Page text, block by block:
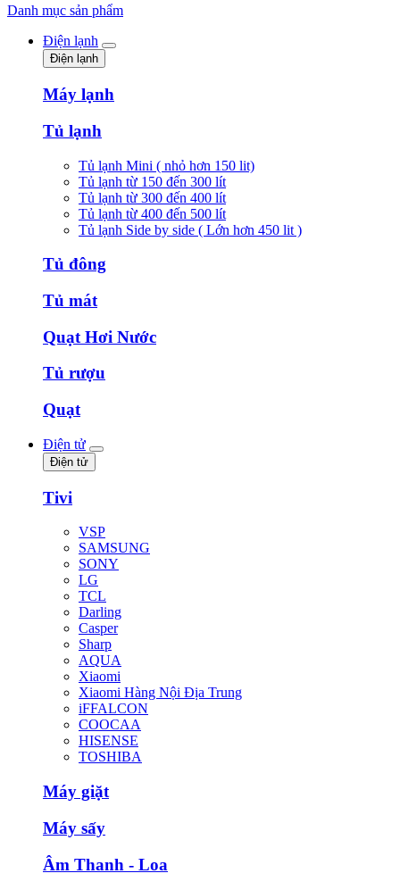
Danh mục sản phẩm
Điện lạnh
Điện lạnh
Máy lạnh
Tủ lạnh
Tủ lạnh Mini ( nhỏ hơn 150 lit)
Tủ lạnh từ 150 đến 300 lít
Tủ lạnh từ 300 đến 400 lít
Tủ lạnh từ 400 đến 500 lít
Tủ lạnh Side by side ( Lớn hơn 450 lit )
Tủ đông
Tủ mát
Quạt Hơi Nước
Tủ rượu
Quạt
Điện tử
Điện tử
Tivi
VSP
SAMSUNG
SONY
LG
TCL
Darling
Casper
Sharp
AQUA
Xiaomi
Xiaomi Hàng Nội Địa Trung
iFFALCON
COOCAA
HISENSE
TOSHIBA
Máy giặt
Máy sấy
Âm Thanh - Loa